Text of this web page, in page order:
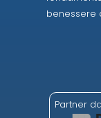
benessere
Partner